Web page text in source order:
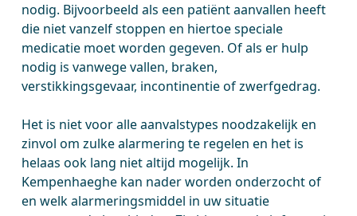
nodig. Bijvoorbeeld als een patiënt aanvallen heeft
die niet vanzelf stoppen en hiertoe speciale
medicatie moet worden gegeven. Of als er hulp
nodig is vanwege vallen, braken,
verstikkingsgevaar, incontinentie of zwerfgedrag.
Het is niet voor alle aanvalstypes noodzakelijk en
zinvol om zulke alarmering te regelen en het is
helaas ook lang niet altijd mogelijk. In
Kempenhaeghe kan nader worden onderzocht of
en welk alarmeringsmiddel in uw situatie